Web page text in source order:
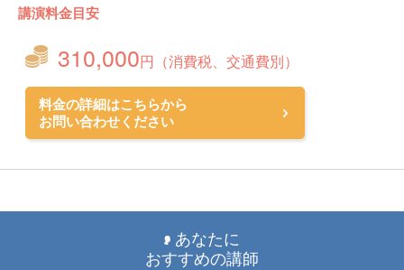
講演料金目安
310,000円（消費税、交通費別）
料金の詳細はこちらから
お問い合わせください
あなたに
おすすめの講師